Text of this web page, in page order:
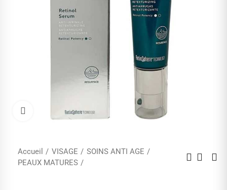
Cliquez pour agrandir
Accueil VISAGE
SOINS ANTI AGE
PEAUX MATURES